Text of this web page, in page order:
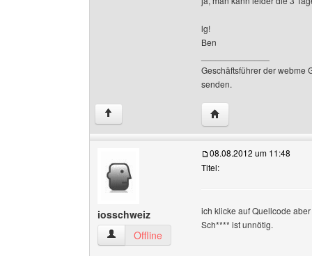
lg!
Ben
Geschäftsführer der webme
senden.
↑ Website dieses
iosschweiz
iosschweiz Benutzer-Profile anzeigen
Offline
08.08.2012 um 11:48
Titel:
ich klicke auf Quellcode
Sch**** ist unnötig.